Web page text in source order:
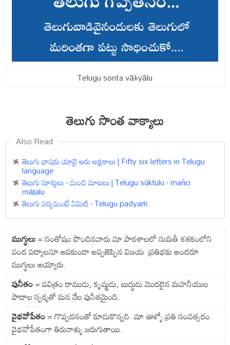
Telugu sonta vākyālu
తెలుగు సొంత వాక్యాలు
Also Read
తెలుగు భాషకు యాబై ఆరు అక్షరాలు | Fifty six letters in Telugu
language
తెలుగు సూక్తులు - మంచి మాటలు | Telugu sūktulu - man̄ci
māṭalu
తెలుగు పద్యమంటే ఏమిటి - Telugu padyaṁ
ముగ్ధులు= సంతోషం పొందినవారు మా పాఠశాలలో సుమతీ శతకంలోని
వంద పద్యాలనూ ఆపకుండా అప్పజెప్పిన విజయ ప్రతిభకు అందరూ
ముగ్ధులు అయ్యారు.
పునీతం= పవిత్రం రాముడు, కృష్ణుడు, బుద్ధుడు మొదలైన మహనీయుల
పాదాల స్పర్శతో మన నేల పునీతమైంది.
వైభవోపేతం= గొప్పదనంతో కూడుకొన్నది. మా ఊళ్ళో ప్రతి సంవత్సరం
వైభవోపేతంగా తిరునాళ్ళు జరుగుతాయి.